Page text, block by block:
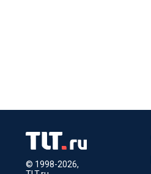
© 1998-2026,